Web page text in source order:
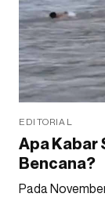
EDITORIAL
Apa Kabar
Bencana?
Pada